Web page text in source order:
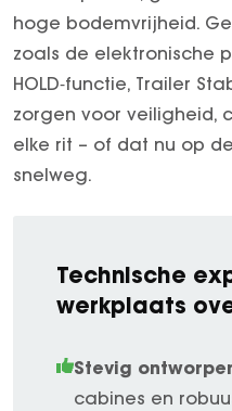
hoge bodemvrijheid.
zoals de elektronische
HOLD‑functie, Trailer
zorgen voor veiligheid,
elke rit – of dat nu op
snelweg.
Technische
werkplaats
Stevig
cabines en